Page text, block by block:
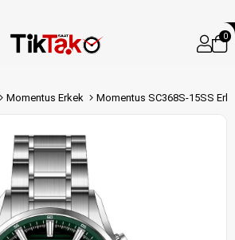
0
Momentus Erkek Momentus SC368S-15SS